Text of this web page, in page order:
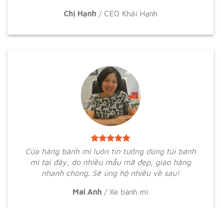
Chị Hạnh / CEO Khải Hạnh
Cửa hàng bánh mì luôn tin tưởng dùng túi bánh
mì tại đây, do nhiều mẫu mã đẹp, giao hàng
nhanh chóng. Sẽ ủng hộ nhiều về sau!
Mai Anh / Xe bánh mì